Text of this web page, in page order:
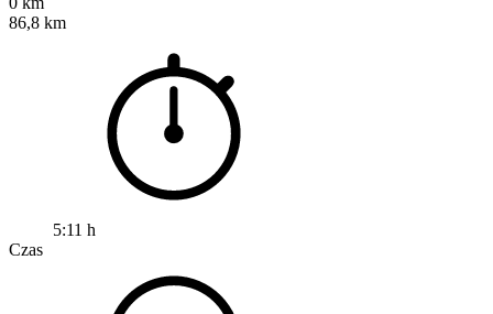
86,8 km
5:11 h
Czas